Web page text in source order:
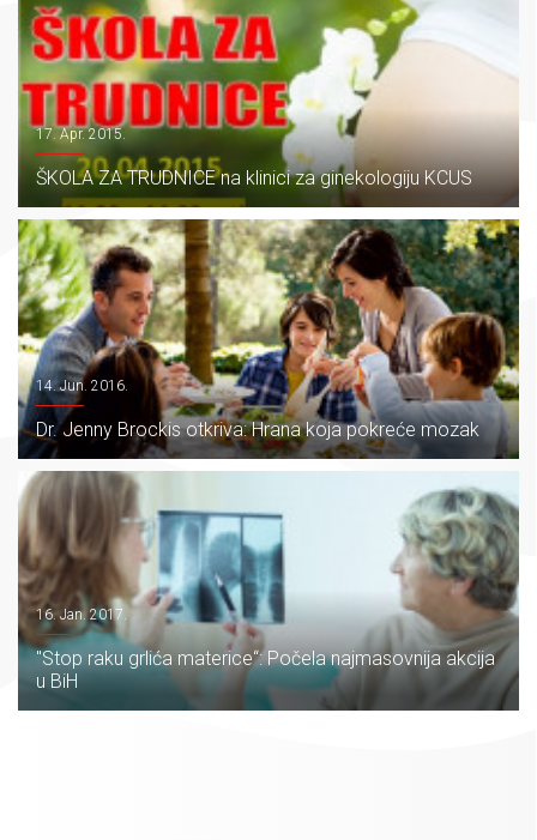
17. Apr. 2015.
ŠKOLA ZA TRUDNICE na klinici za ginekologiju KCUS
14. Jun. 2016.
Dr. Jenny Brockis otkriva: Hrana koja pokreće mozak
16. Jan. 2017.
"Stop raku grlića materice“: Počela najmasovnija akcija
u BiH